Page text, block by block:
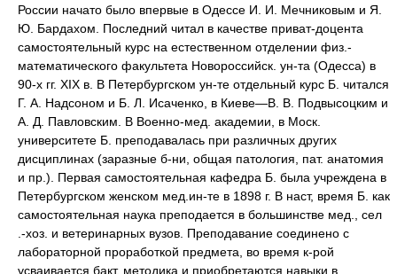
России начато было впервые в Одессе И. И. Мечниковым и Я.
Ю. Бардахом. Последний читал в качестве приват-доцента
самостоятельный курс на естественном отделении физ.-
математического факультета Новороссийск. ун-та (Одесса) в
90-х гг. XIX в. В Петербургском ун-те отдельный курс Б. читался
Г. А. Надсоном и Б. Л. Исаченко, в Киеве—В. В. Подвысоцким и
А. Д. Павловским. В Военно-мед. академии, в Моск.
университете Б. преподавалась при различных других
дисциплинах (заразные б-ни, общая патология, пат. анатомия
и пр.). Первая самостоятельная кафедра Б. была учреждена в
Петербургском женском мед.ин-те в 1898 г. В наст, время Б. как
самостоятельная наука преподается в большинстве мед., сел
.-хоз. и ветеринарных вузов. Преподавание соединено с
лабораторной проработкой предмета, во время к-рой
усваивается бакт. методика и приобретаются навыки в